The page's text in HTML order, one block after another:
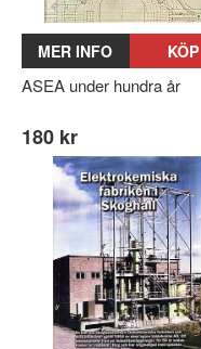
MER INFO KÖP
ASEA under hundra år
180 kr